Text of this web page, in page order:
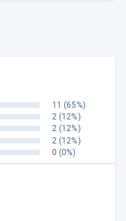
11 (65%)
2 (12%)
2 (12%)
2 (12%)
0 (0%)